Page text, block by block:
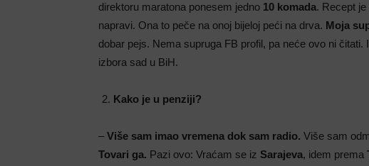
direktoru maratona ponesem jedno 10 komada. Recept
napravi. Ona to peče na onoj bijeloj peći na drva. Moja
dobar pejs. Nema supruga FB profil, pa neće ovo ni čitati.
izbora sad u BiH.
Kako je u penziji?
– Više sam imao vremena dok sam radio. Više sam
Tovari ga. Pazi ovo: Vraćam se iz Sarajeva, idem prema